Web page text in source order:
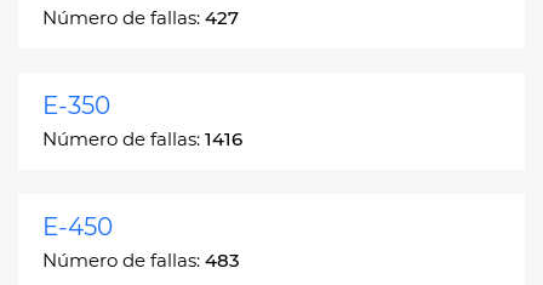
Número de fallas: 427
E-350
Número de fallas: 1416
E-450
Número de fallas: 483